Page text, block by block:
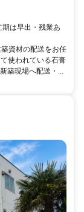
は早出・残業あ
資材の配送をお任
使われている石膏
築現場へ配送・...